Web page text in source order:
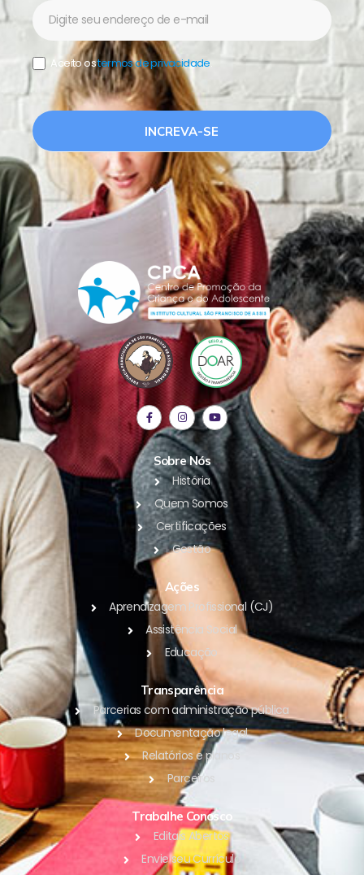
Aceito ostermos de privacidade.
INCREVA-SE
Sobre Nós
História
Quem Somos
Certificações
Gestão
Ações
Aprendizagem Profissional (CJ)
Assistência Social
Educação
Transparência
Parcerias com administração pública
Documentação legal
Relatórios e planos
Parceiros
Trabalhe Conosco
Editais Abertos
Envie seu Currículo